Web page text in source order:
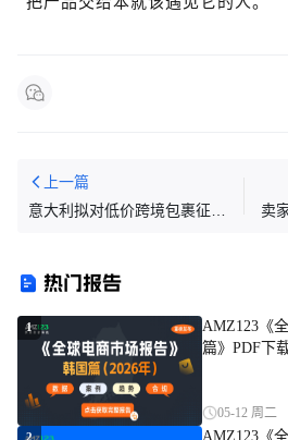
上一篇
意大利拟对低价跨境包裹征收
卖
热门报告
1
AMZ123《
篇》PDF下
05-12 周二
2 AMZ123《